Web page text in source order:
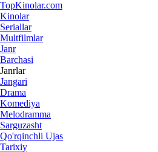
TopKinolar.com
Kinolar
Seriallar
Multfilmlar
Janr
Barchasi
Janrlar
Jangari
Drama
Komediya
Melodramma
Sarguzasht
Qo'rqinchli Ujas
Tarixiy